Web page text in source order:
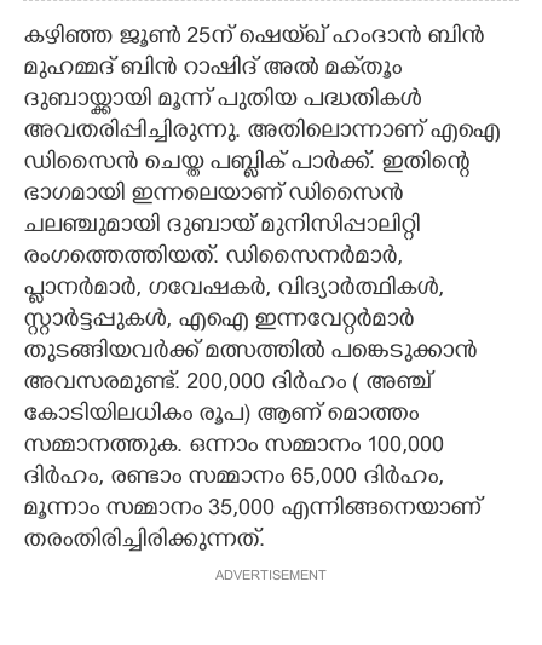
കഴിഞ്ഞ ജൂൺ 25ന് ഷെയ്‌ഖ് ഹംദാൻ ബിൻ
മുഹമ്മദ് ബിൻ റാഷിദ് അൽ മക്‌തൂം
ദുബായ്ക്കായി മൂന്ന് പുതിയ പദ്ധതികൾ
അവതരിപ്പിച്ചിരുന്നു. അതിലൊന്നാണ് എഐ
ഡിസൈൻ ചെയ്ത പബ്ളിക് പാർക്ക്. ഇതിന്റെ
ഭാഗമായി ഇന്നലെയാണ് ഡിസൈൻ
ചലഞ്ചുമായി ദുബായ് മുനിസിപ്പാലിറ്റി
രംഗത്തെത്തിയത്. ഡിസൈനർമാർ,
പ്ളാനർമാർ, ഗവേഷകർ, വിദ്യാർത്ഥികൾ,
സ്റ്റാർട്ടപ്പുകൾ, എഐ ഇന്നവേറ്റർമാർ
തുടങ്ങിയവർക്ക് മത്സത്തിൽ പങ്കെടുക്കാൻ
അവസരമുണ്ട്. 200,000 ദിർഹം ( അഞ്ച്
കോടിയിലധികം രൂപ) ആണ് മൊത്തം
സമ്മാനത്തുക. ഒന്നാം സമ്മാനം 100,000
ദി‌ർഹം, രണ്ടാം സമ്മാനം 65,000 ദിർഹം,
മൂന്നാം സമ്മാനം 35,000 എന്നിങ്ങനെയാണ്
തരംതിരിച്ചിരിക്കുന്നത്.
ADVERTISEMENT